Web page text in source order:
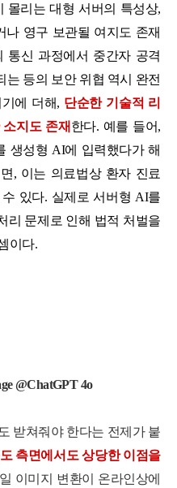
몰리는 대형 서버의 특성상,
영구 보관될 여지도 존재
통신 과정에서 중간자 공격
등의 보안 위협 역시 완전
에 더해, 단순한 기술적 리
지도 존재 한다. 예를 들어,
생성형 AI에 입력했다가 해
, 이는 의료법상 환자 진료
있다. 실제로 서버형 AI를
리 문제로 인해 법적 처벌을
이다.
@ChatGPT 4o
받쳐줘야 한다는 전제가 붙
측면에서도 상당한 이점을
이미지 변환이 온라인상에